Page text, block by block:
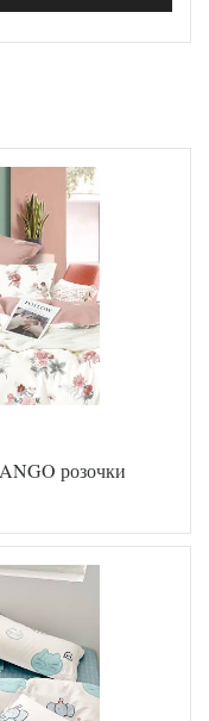
розочки